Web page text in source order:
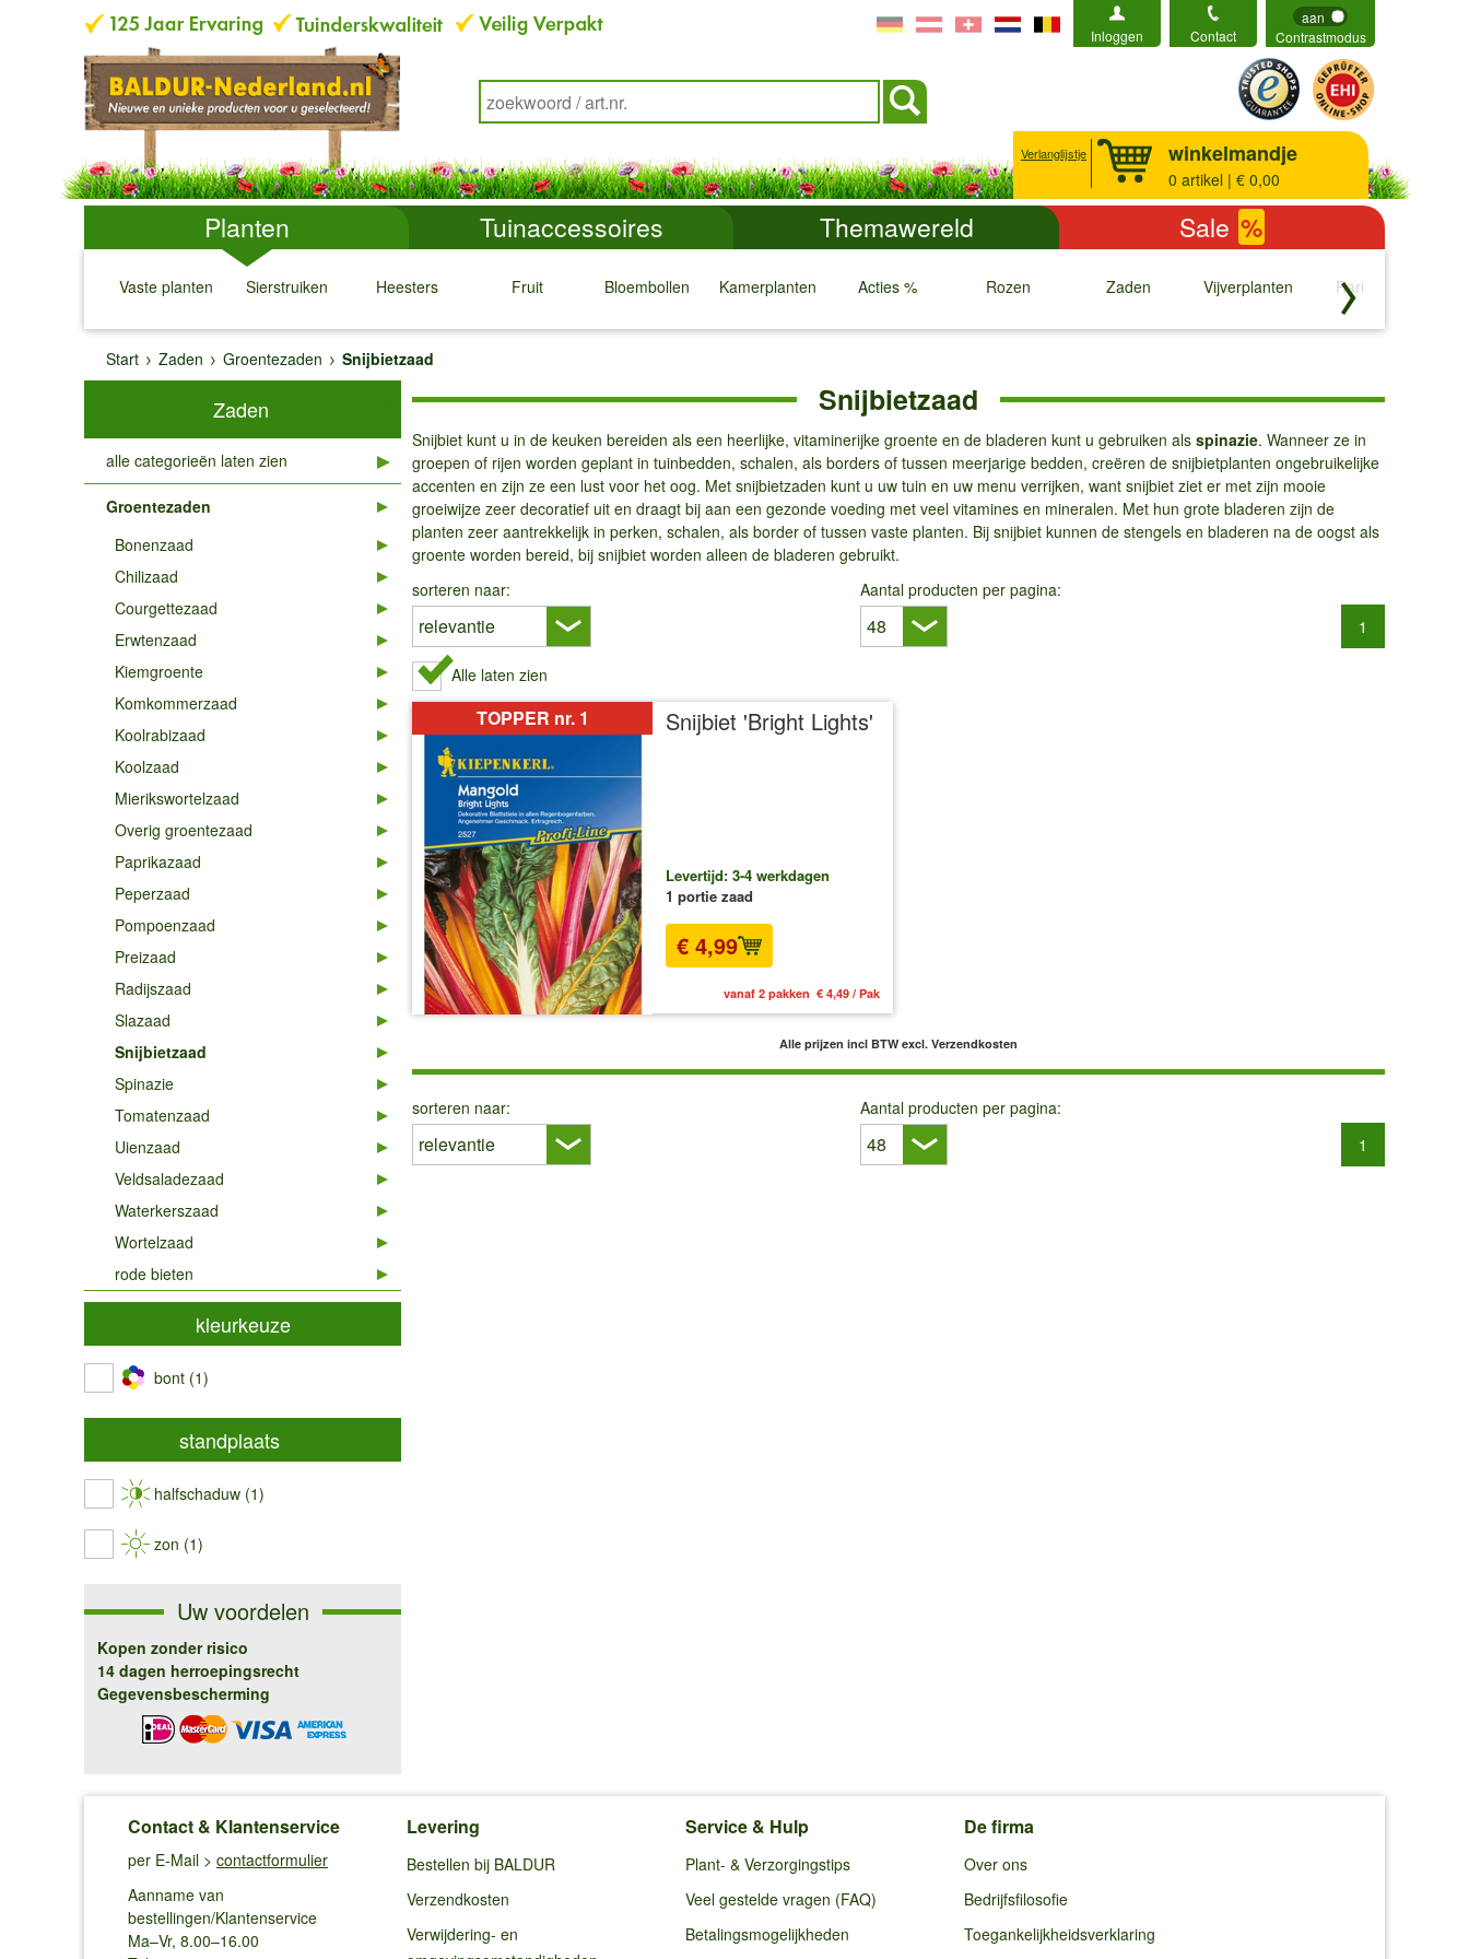
Inloggen Contact
aan
Contrastmodus
Verlanglijstje winkelmandje
0 artikel | € 0,00
Planten Tuinaccessoires Themawereld Sale %
Vaste planten
↓
Sierstruiken
↓
Heesters
↓
Fruit
↓
Bloembollen
↓
Kamerplanten
↓
Acties %
↓
Rozen
↓
Zaden
↓
Vijverplanten
↓
Rariteiten
↓
Start
Zaden Groentezaden Snijbietzaad
Snijbietzaad
Snijbiet kunt u in de keuken bereiden als een heerlijke, vitaminerijke groente en de bladeren kunt u gebruiken als spinazie. Wanneer ze in
groepen of rijen worden geplant in tuinbedden, schalen, als borders of tussen meerjarige bedden, creëren de snijbietplanten ongebruikelijke
accenten en zijn ze een lust voor het oog. Met snijbietzaden kunt u uw tuin en uw menu verrijken, want snijbiet ziet er met zijn mooie
groeiwijze zeer decoratief uit en draagt ​​bij aan een gezonde voeding met veel vitamines en mineralen. Met hun grote bladeren zijn de
planten zeer aantrekkelijk in perken, schalen, als border of tussen vaste planten. Bij snijbiet kunnen de stengels en bladeren na de oogst als
groente worden bereid, bij snijbiet worden alleen de bladeren gebruikt.
sorteren naar:
Aantal producten per pagina:
1
Alle laten zien
TOPPER nr. 1 Snijbiet 'Bright Lights'
Levertijd: 3-4 werkdagen
1 portie zaad
€ 4,99
vanaf 2 pakken € 4,49 / Pak
Alle prijzen incl BTW excl. Verzendkosten
sorteren naar:
Aantal producten per pagina:
1
Zaden
alle categorieën laten zien
Groentezaden
Bonenzaad
Chilizaad
Courgettezaad
Erwtenzaad
Kiemgroente
Komkommerzaad
Koolrabizaad
Koolzaad
Mierikswortelzaad
Overig groentezaad
Paprikazaad
Peperzaad
Pompoenzaad
Preizaad
Radijszaad
Slazaad
Snijbietzaad
Spinazie
Tomatenzaad
Uienzaad
Veldsaladezaad
Waterkerszaad
Wortelzaad
rode bieten
kleurkeuze
bont (1)
standplaats
halfschaduw (1)
zon (1)
Uw voordelen
Kopen zonder risico
14 dagen herroepingsrecht
Gegevensbescherming
Contact & Klantenservice
per E-Mail > contactformulier
Aanname van
bestellingen/Klantenservice
Ma–Vr, 8.00–16.00
Levering
Bestellen bij BALDUR
Verzendkosten
Verwijdering- en
Service & Hulp
Plant- & Verzorgingstips
Veel gestelde vragen (FAQ)
Betalingsmogelijkheden
De firma
Over ons
Bedrijfsfilosofie
Toegankelijkheidsverklaring